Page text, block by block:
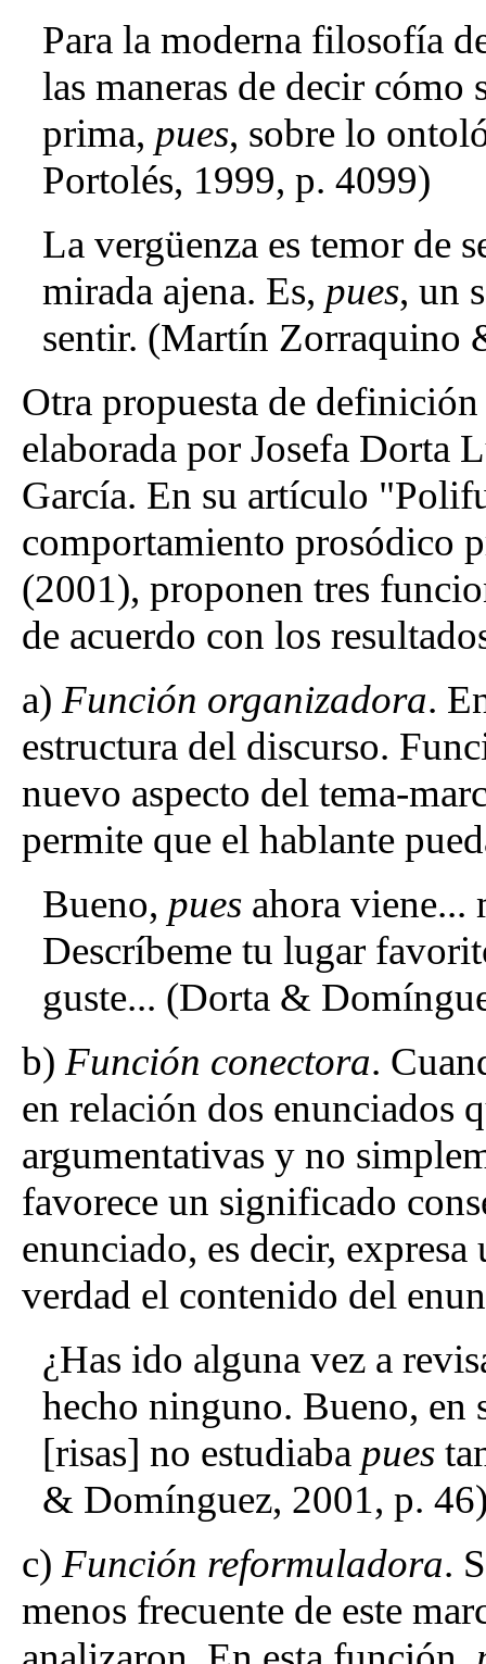
Para la moderna filosofía
las maneras de decir
prima, pues, sobre lo
Portolés, 1999, p. 4099)
La vergüenza es temor de
mirada ajena. Es, pues, un
sentir. (Martín Zorraquino
Otra propuesta de
elaborada por Josefa Dorta
García. En su artículo
comportamiento prosódico
(2001), proponen tres
de acuerdo con los
a) Función organizadora.
estructura del discurso.
nuevo aspecto del tema-
permite que el hablante
Bueno, pues ahora viene...
Descríbeme tu lugar
guste... (Dorta &
b) Función conectora.
en relación dos enunciados
argumentativas y no
favorece un significado
enunciado, es decir,
verdad el contenido del
¿Has ido alguna vez a
hecho ninguno. Bueno, en
[risas] no estudiaba pues
& Domínguez, 2001, p.
c) Función reformuladora.
menos frecuente de este